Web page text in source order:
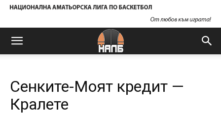
Сенките-Моят кредит —
Кралете